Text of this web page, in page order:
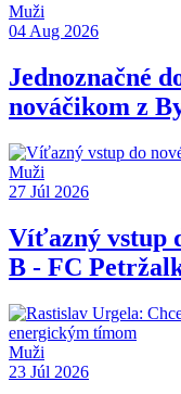
Muži
04 Aug 2026
Jednoznačné
nováčikom z
Muži
27 Júl 2026
Víťazný vstup
B - FC
Muži
23 Júl 2026